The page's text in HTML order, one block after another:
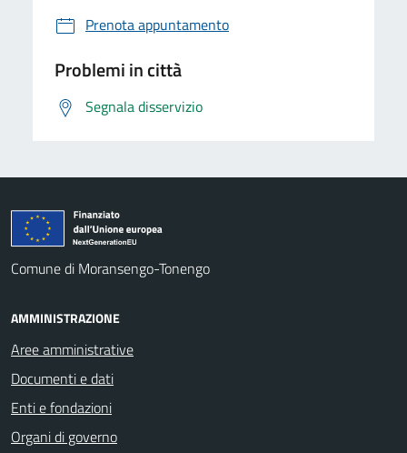
Prenota appuntamento
Problemi in città
Segnala disservizio
Comune di Moransengo-Tonengo
AMMINISTRAZIONE
Aree amministrative
Documenti e dati
Enti e fondazioni
Organi di governo